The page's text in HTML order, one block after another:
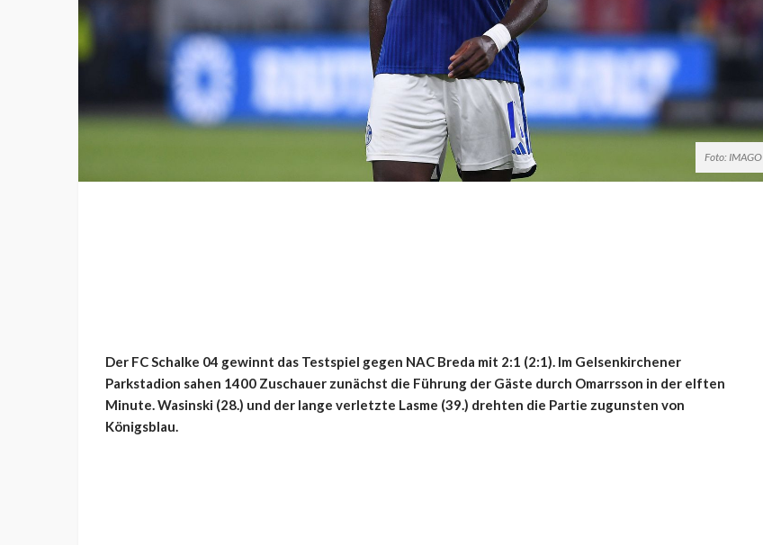
Foto: IMAGO
Der FC Schalke 04 gewinnt das Testspiel gegen NAC Breda mit 2:1 (2:1). Im Gelsenkirchener
Parkstadion sahen 1400 Zuschauer zunächst die Führung der Gäste durch Omarrsson in der elften
Minute. Wasinski (28.) und der lange verletzte Lasme (39.) drehten die Partie zugunsten von
Königsblau.